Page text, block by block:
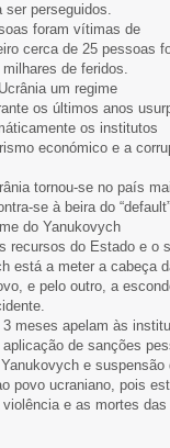
ser perseguidos.
foram vítimas de
cerca de 25 pessoas
de feridos.
um regime
os últimos anos
os institutos
económico e a
tornou-se no país
se à beira do
do Yanukovych
recursos do Estado e o
está a meter a cabeça
e pelo outro, a
meses apelam às
de sanções
e suspensão
povo ucraniano, pois
e as mortes das